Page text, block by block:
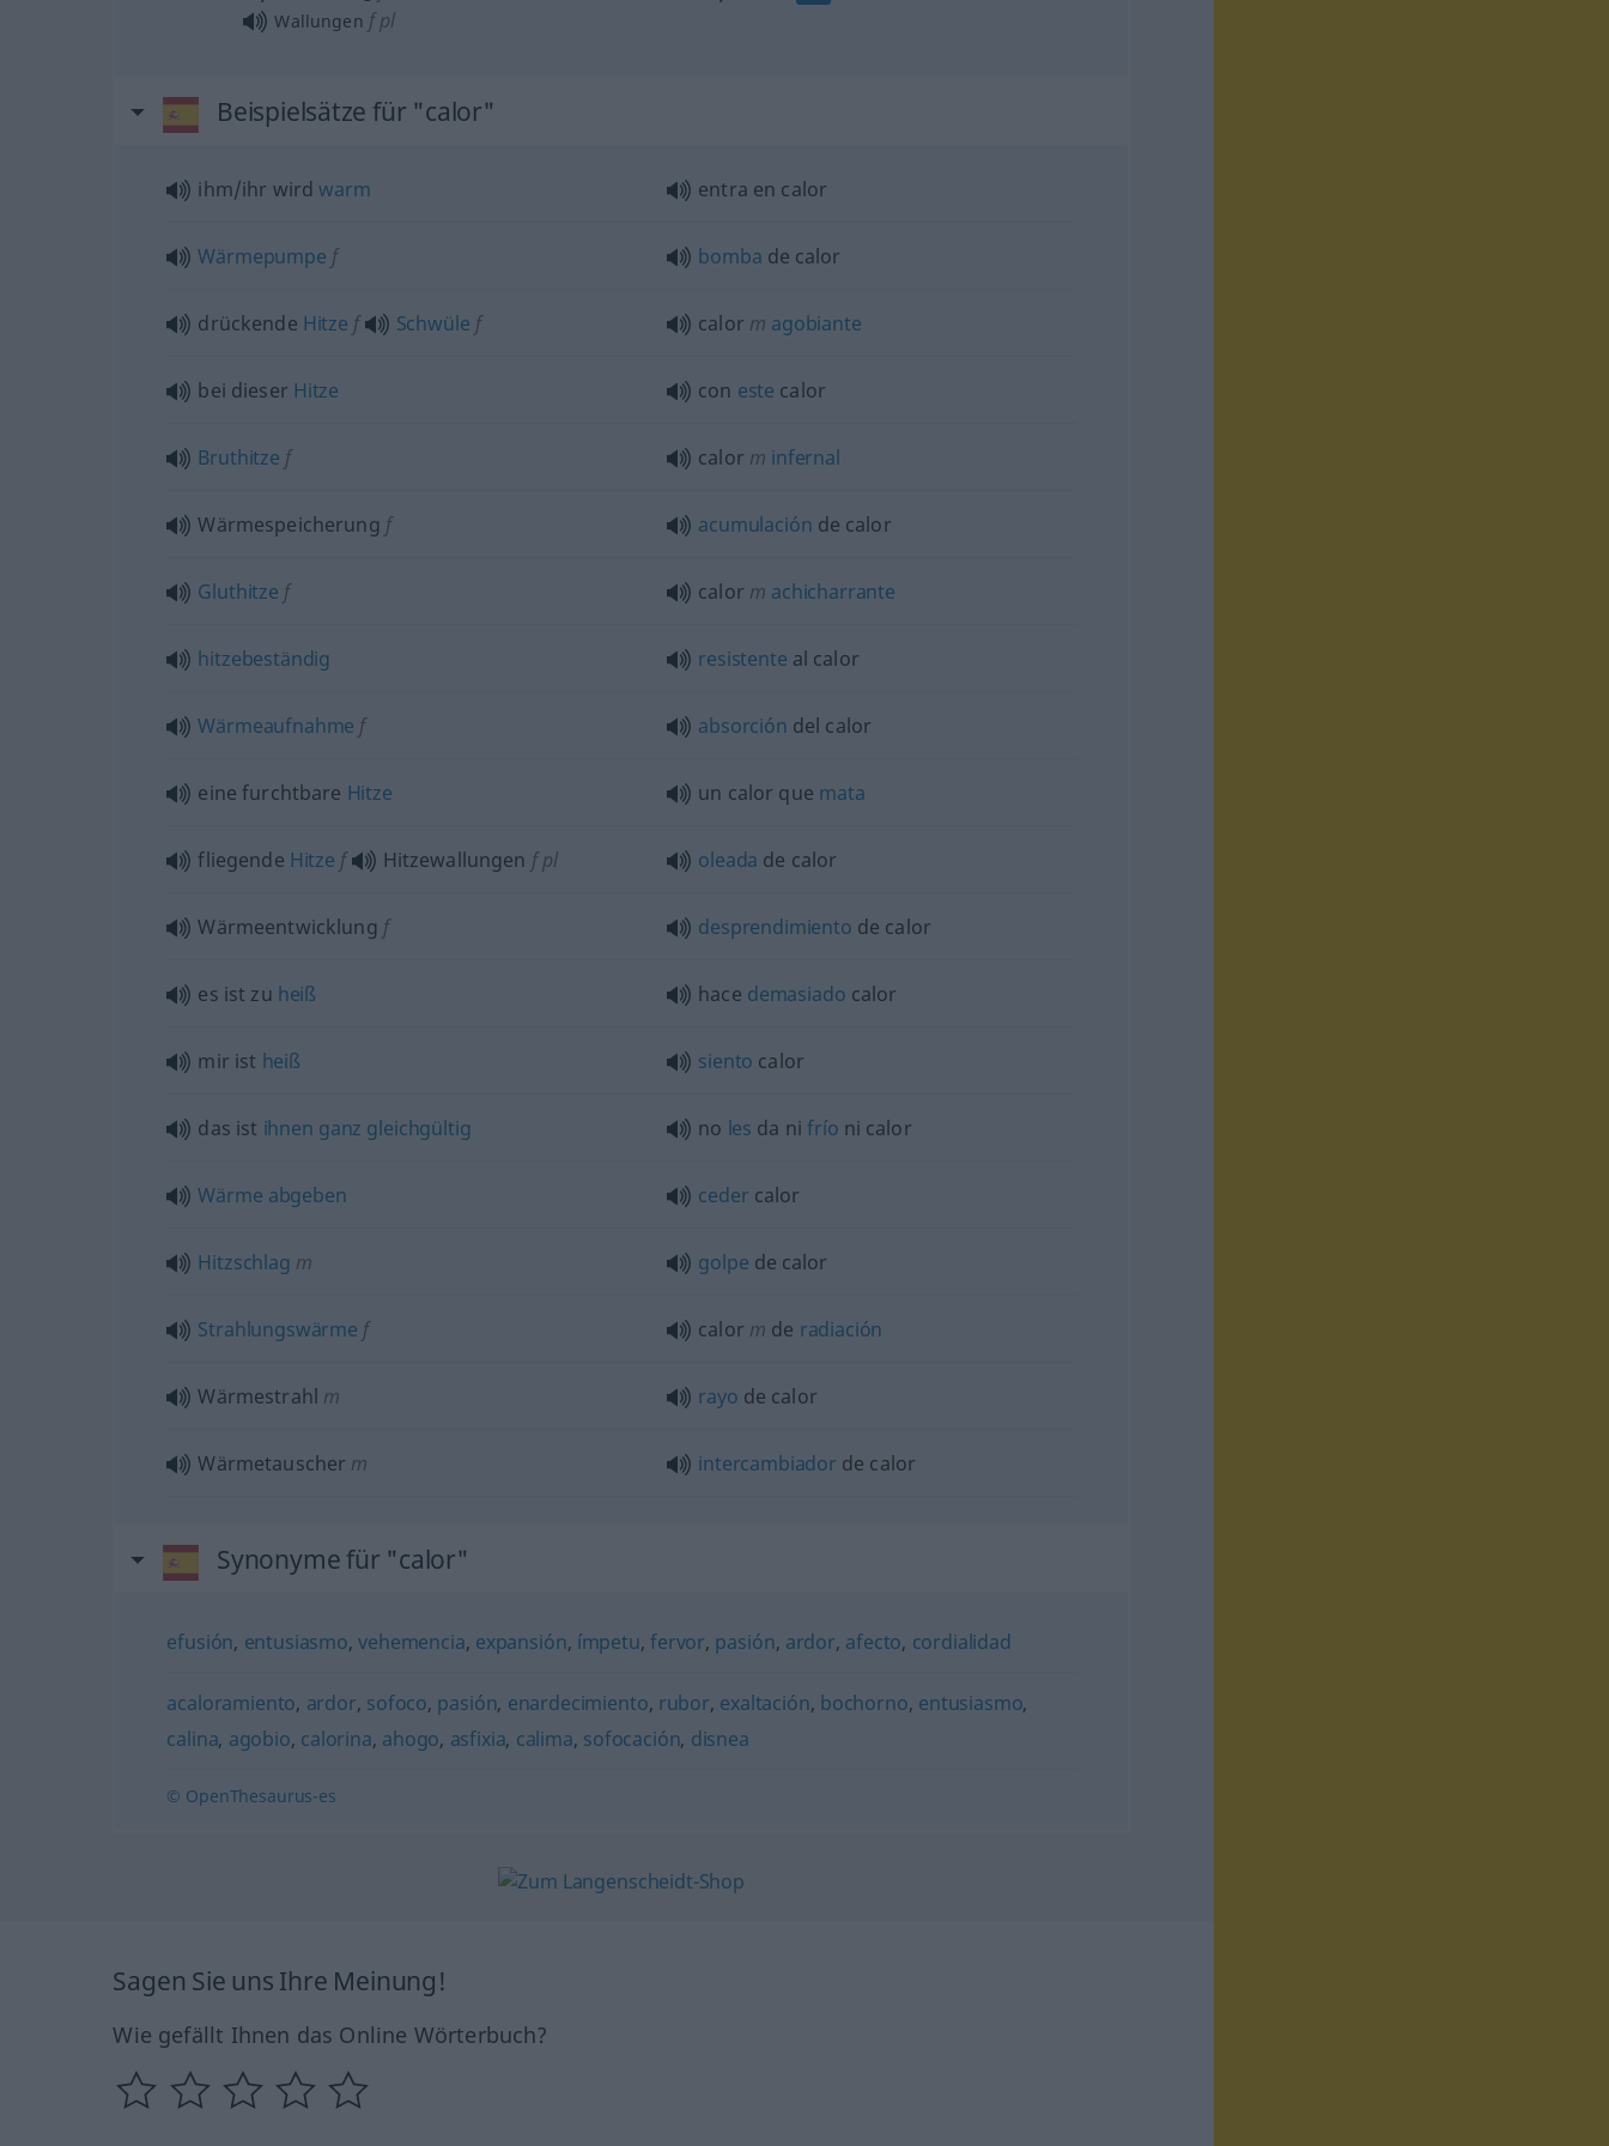
Wallungen fpl
Beispielsätze für "calor"
ihm/ihr wirdwarm entra en calor
Wärmepumpe f bomba de calor
drückende Hitze f Schwüle f calor m agobiante
bei dieser Hitze con este calor
Bruthitze f calor m infernal
Wärmespeicherung f acumulación de calor
Gluthitze f calor m achicharrante
hitzebeständig resistente al calor
Wärmeaufnahme f absorción del calor
eine furchtbare Hitze un calor que mata
fliegende Hitze f Hitzewallungen fpl oleada de calor
Wärmeentwicklung f desprendimiento de calor
es ist zu heiß hace demasiado calor
mir ist heiß siento calor
das ist ihnen ganz gleichgültig no les da nifrío ni calor
Wärme abgeben ceder calor
Hitzschlag m golpe de calor
Strahlungswärme f calor m de radiación
Wärmestrahl m rayo de calor
Wärmetauscher m intercambiador de calor
Synonyme für "calor"
efusión, entusiasmo,vehemencia, expansión, ímpetu,fervor, pasión, ardor, afecto, cordialidad
acaloramiento, ardor, sofoco, pasión, enardecimiento, rubor, exaltación, bochorno, entusiasmo,
calina, agobio, calorina, ahogo, asfixia, calima, sofocación, disnea
© OpenThesaurus-es
Sagen Sie uns Ihre Meinung!
Wie gefällt Ihnen das Online Wörterbuch?